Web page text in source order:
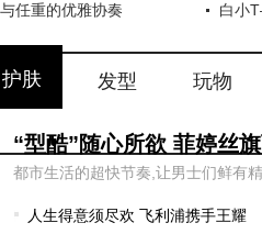
任重的优雅协奏 白小
护肤 发型 玩物
人生得意须尽欢 飞利浦携手王耀